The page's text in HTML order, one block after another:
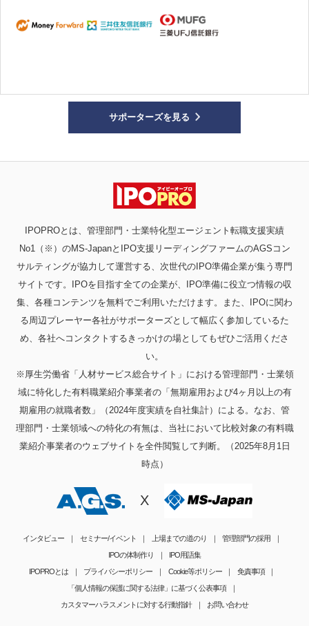
サポーターズを見る
IPOPROとは、管理部門・士業特化型エージェント転職支援実績
No1（※）のMS-JapanとIPO支援リーディングファームのAGSコン
サルティングが協力して運営する、次世代のIPO準備企業が集う専門
サイトです。IPOを目指す全ての企業が、IPO準備に役立つ情報の収
集、各種コンテンツを無料でご利用いただけます。また、IPOに関わ
る周辺プレーヤー各社がサポーターズとして幅広く参加しているた
め、各社へコンタクトするきっかけの場としてもぜひご活用くださ
い。
※厚生労働省「人材サービス総合サイト」における管理部門・士業領
域に特化した有料職業紹介事業者の「無期雇用および4ヶ月以上の有
期雇用の就職者数」（2024年度実績を自社集計）による。なお、管
理部門・士業領域への特化の有無は、当社において比較対象の有料職
業紹介事業者のウェブサイトを全件閲覧して判断。（2025年8月1日
時点）
X
インタビュー セミナー/イベント 上場までの道のり
管理部門の採用
IPOの体制作り
IPO用語集
IPOPROとは
プライバシーポリシー Cookie等ポリシー
免責事項
「個人情報の保護に関する法律」に基づく公表事項
カスタマーハラスメントに対する行動指針
お問い合わせ